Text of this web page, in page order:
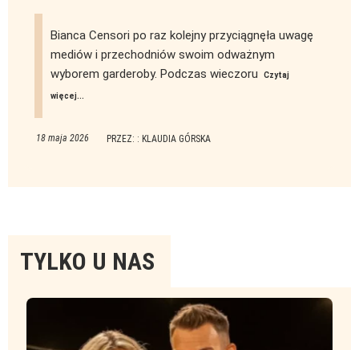
Bianca Censori po raz kolejny przyciągnęła uwagę
mediów i przechodniów swoim odważnym
wyborem garderoby. Podczas wieczoru
Czytaj
więcej...
18 maja 2026 PRZEZ: : KLAUDIA GÓRSKA
Tylko
nas
TYLKO U NAS